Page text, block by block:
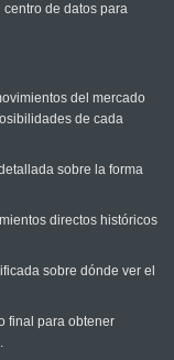
de datos para
del mercado
de cada
sobre la forma
directos históricos
sobre dónde ver el
final para obtener